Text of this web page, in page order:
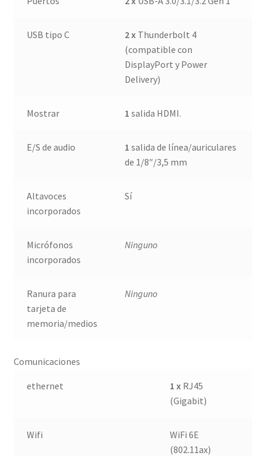
USB tipo C 2 x Thunderbolt 4
(compatible con
DisplayPort y Power
Delivery)
Mostrar 1 salida HDMI.
E/S de audio 1 salida de línea/auriculares
de 1/8″/3,5 mm
Altavoces
incorporados
Sí
Micrófonos
incorporados
Ninguno
Ranura para
tarjeta de
memoria/medios
Ninguno
Comunicaciones
ethernet 1 x RJ45
(Gigabit)
Wifi
WiFi 6E
(802.11ax)